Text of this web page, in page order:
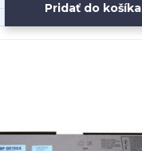
Pridať do košíka